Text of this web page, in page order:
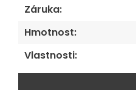
Záruka:
Hmotnost:
Vlastnosti: